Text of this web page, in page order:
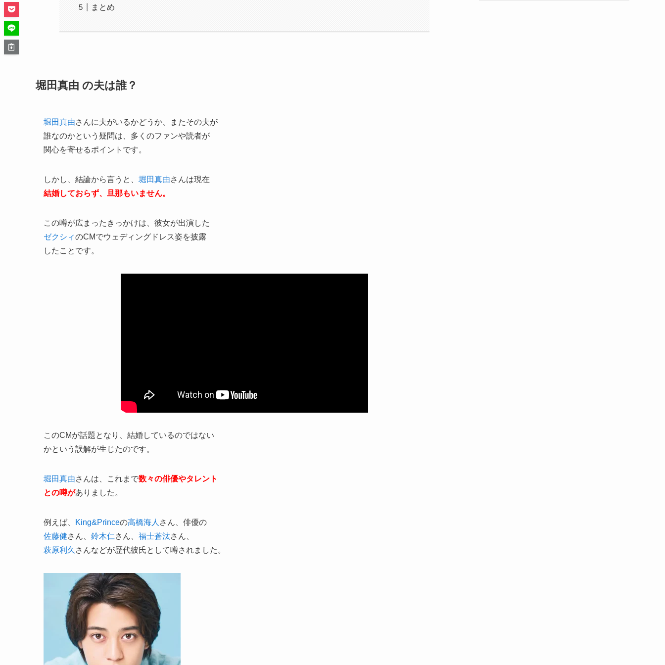
まとめ
堀田真由 の夫は誰？
堀田真由さんに夫がいるかどうか、またその夫が
誰なのかという疑問は、多くのファンや読者が
関心を寄せるポイントです。
しかし、結論から言うと、 堀田真由さんは現在
結婚しておらず、旦那もいません。
この噂が広まったきっかけは、彼女が出演した
ゼクシィのCMでウェディングドレス姿を披露
したことです。
このCMが話題となり、結婚しているのではない
かという誤解が生じたのです。
堀田真由さんは、これまで数々の俳優やタレント
との噂がありました。
例えば、 King&Princeの高橋海人 さん、俳優の
佐藤健さん、 鈴木仁さん、 福士蒼汰さん、
萩原利久 さんなどが歴代彼氏として噂されました。